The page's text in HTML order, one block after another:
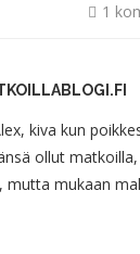
1
kiva kun
ollut
mutta mukaan